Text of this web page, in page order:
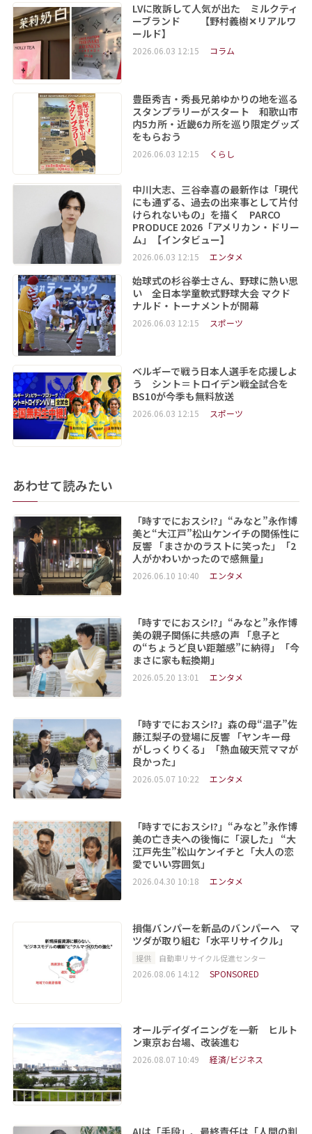
LVに敗訴して人気が出た ミルクティ
ーブランド 【野村義樹✕リアルワ
ールド】
2026.06.03 12:15 コラム
豊臣秀吉・秀長兄弟ゆかりの地を巡る
スタンプラリーがスタート 和歌山市
内5カ所・近畿6カ所を巡り限定グッズ
をもらおう
2026.06.03 12:15 くらし
中川大志、三谷幸喜の最新作は「現代
にも通ずる、過去の出来事として片付
けられないもの」を描く PARCO
PRODUCE 2026「アメリカン・ドリー
ム」【インタビュー】
2026.06.03 12:15 エンタメ
始球式の杉谷拳士さん、野球に熱い思
い 全日本学童軟式野球大会 マクド
ナルド・トーナメントが開幕
2026.06.03 12:15 スポーツ
ベルギーで戦う日本人選手を応援しよ
う シント＝トロイデン戦全試合を
BS10が今季も無料放送
2026.06.03 12:15 スポーツ
あわせて読みたい
「時すでにおスシ!?」“みなと”永作博
美と“大江戸”松山ケンイチの関係性に
反響 「まさかのラストに笑った」「2
人がかわいかったので感無量」
2026.06.10 10:40 エンタメ
「時すでにおスシ!?」“みなと”永作博
美の親子関係に共感の声 「息子と
の“ちょうど良い距離感”に納得」「今
まさに家も転換期」
2026.05.20 13:01 エンタメ
「時すでにおスシ!?」森の母“温子”佐
藤江梨子の登場に反響 「ヤンキー母
がしっくりくる」「熱血破天荒ママが
良かった」
2026.05.07 10:22 エンタメ
「時すでにおスシ!?」“みなと”永作博
美の亡き夫への後悔に「涙した」 “大
江戸先生”松山ケンイチと「大人の恋
愛でいい雰囲気」
2026.04.30 10:18 エンタメ
損傷バンパーを新品のバンパーへ マ
ツダが取り組む「水平リサイクル」
提供 自動車リサイクル促進センター
2026.08.06 14:12 SPONSORED
オールデイダイニングを一新 ヒルト
ン東京お台場、改装進む
2026.08.07 10:49 経済/ビジネス
AIは「手段」、最終責任は「人間の判